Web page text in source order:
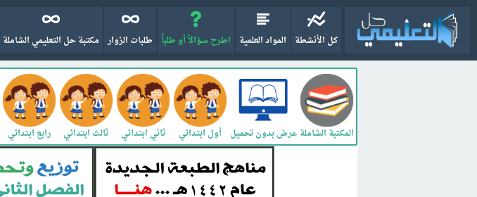
كل الأنشطة المواد العلمية اطرح سؤالاً أو طلباً طلبات الزوار مكتبة حل التعليمي الشاملة
المكتبة الشاملة عرض بدون تحميل أول ابتدائي ثاني ابتدائي ثالث ابتدائي رابع ابتدائي